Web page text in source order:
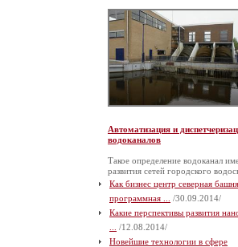
Автоматизация и
водоканалов
Такое определение водоканал
развития сетей городского
Как бизнес центр северная
программная ...
/30.09.2014/
Какие перспективы развития
/12.08.2014/
Новейшие технологии в сфере